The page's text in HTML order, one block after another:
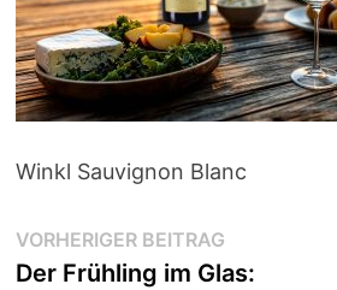
Winkl Sauvignon Blanc
Beitragsnavigation
VORHERIGER BEITRAGVorheriger
Beitrag:
Der Frühling im Glas: